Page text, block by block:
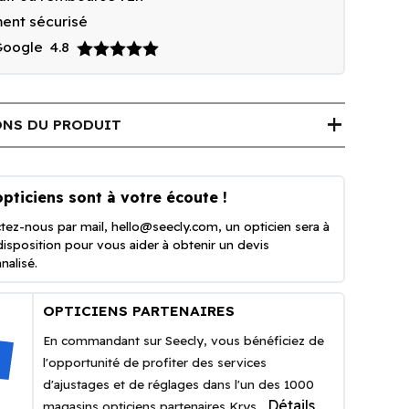
sécurisé
4.8
DU PRODUIT add
sont à votre écoute !
nous par mail,hello@seecly.com, un opticien sera à
pour vous aider à obtenir un devis
OPTICIENS PARTENAIRES
En commandant sur Seecly, vous bénéficiez de
l'opportunité de profiter des services
d'ajustages et de réglages dans l'un des 1000
Détails